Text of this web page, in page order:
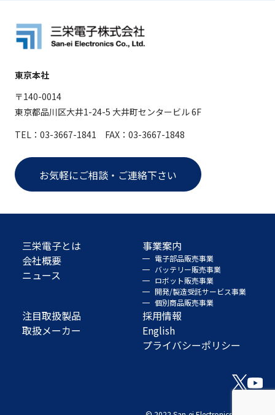
東京本社
〒140-0014
東京都品川区大井1-24-5 大井町センタービル 6F
TEL：03-3667-1841 FAX：03-3667-1848
お気軽にご相談・ご連絡下さい
三栄電子とは
会社概要
ニュース
事業案内
電子部品販売事業
バッテリー販売事業
ロボット販売事業
開発/製造受託サービス事業
個別商品販売事業
注目取扱製品
取扱メーカー
採用情報
English
プライバシーポリシー